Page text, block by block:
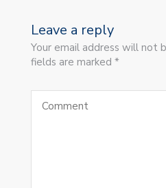
Leave a reply
Your email address will not
fields are marked *